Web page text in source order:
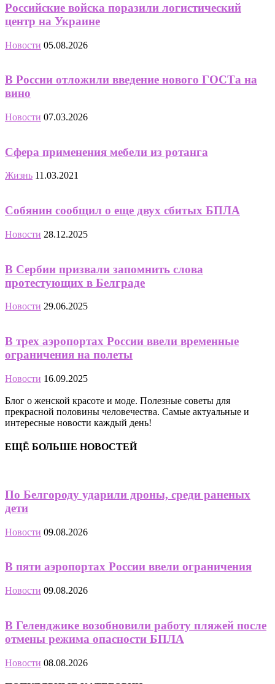
Российские войска поразили логистический
центр на Украине
Новости 05.08.2026
В России отложили введение нового ГОСТа на
вино
Новости 07.03.2026
Сфера применения мебели из ротанга
Жизнь 11.03.2021
Собянин сообщил о еще двух сбитых БПЛА
Новости 28.12.2025
В Сербии призвали запомнить слова
протестующих в Белграде
Новости 29.06.2025
В трех аэропортах России ввели временные
ограничения на полеты
Новости 16.09.2025
Блог о женской красоте и моде. Полезные советы для
прекрасной половины человечества. Самые актуальные и
интересные новости каждый день!
ЕЩЁ БОЛЬШЕ НОВОСТЕЙ
По Белгороду ударили дроны, среди раненых
дети
Новости 09.08.2026
В пяти аэропортах России ввели ограничения
Новости 09.08.2026
В Геленджике возобновили работу пляжей после
отмены режима опасности БПЛА
Новости 08.08.2026